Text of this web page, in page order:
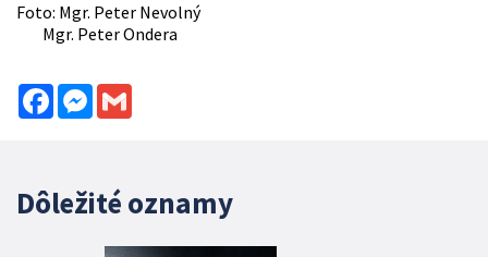
Foto: Mgr. Peter Nevolný
Mgr. Peter Ondera
FacebookMessenger
Dôležité oznamy